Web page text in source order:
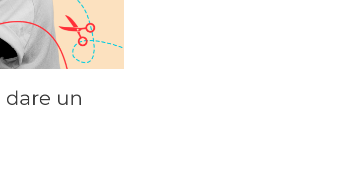
dare un